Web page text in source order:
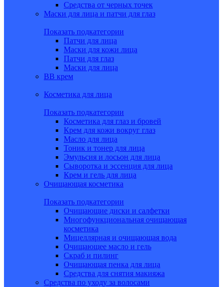
Средства от черных точек
Маски для лица и патчи для глаз
Показать подкатегории
Патчи для лица
Маски для кожи лица
Патчи для глаз
Маски для лица
BB крем
Косметика для лица
Показать подкатегории
Косметика для глаз и бровей
Крем для кожи вокруг глаз
Масло для лица
Тоник и тонер для лица
Эмульсия и лосьон для лица
Сыворотка и эссенция для лица
Крем и гель для лица
Очищающая косметика
Показать подкатегории
Очищающие диски и салфетки
Многофункциональная очищающая
косметика
Мицеллярная и очищающая вода
Очищающее масло и гель
Скраб и пилинг
Очищающая пенка для лица
Средства для снятия макияжа
Средства по уходу за волосами